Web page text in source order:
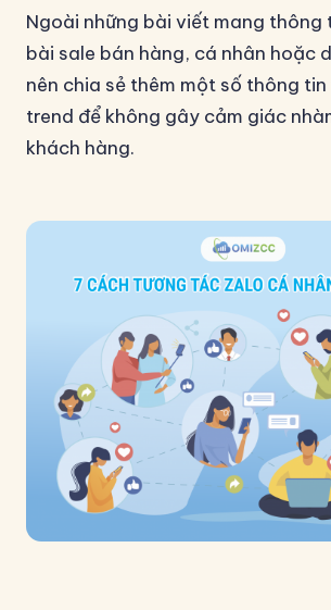
Ngoài những bài viết mang thông
bài sale bán hàng, cá nhân hoặc
nên chia sẻ thêm một số thông
trend để không gây cảm giác
khách hàng.